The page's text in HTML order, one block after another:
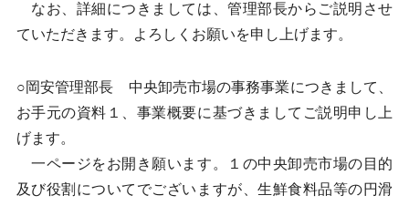
なお、詳細につきましては、管理部長からご説明させ
ていただきます。よろしくお願いを申し上げます。
○岡安管理部長 中央卸売市場の事務事業につきまして、
お手元の資料１、事業概要に基づきましてご説明申し上
げます。
一ページをお開き願います。１の中央卸売市場の目的
及び役割についてでございますが、生鮮食料品等の円滑